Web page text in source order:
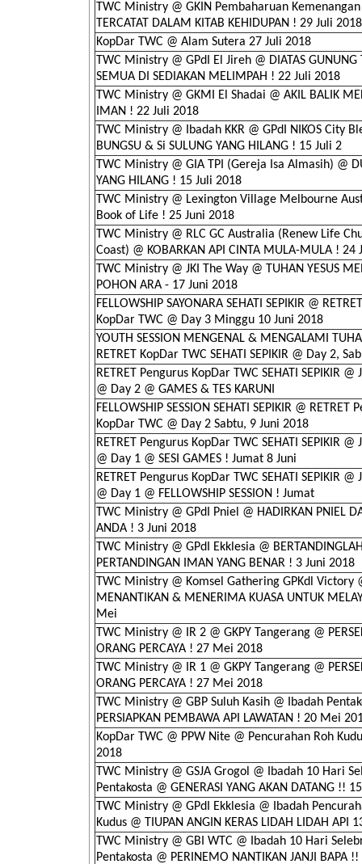
TWC Ministry @ GKIN Pembaharuan
TERCATAT DALAM KITAB KEHIDUPAN ! 29 Juli 2018
KopDar TWC @ Alam Sutera 27 Juli 2018
TWC Ministry @ GPdI El Jireh @ DIATAS GUNUNG
SEMUA DI SEDIAKAN MELIMPAH ! 22 Juli 2018
TWC Ministry @ GKMI El Shadai @ AKIL BALIK
IMAN ! 22 Juli 2018
TWC Ministry @ Ibadah KKR @ GPdI NIKOS City
BUNGSU & Si SULUNG YANG HILANG ! 15 Juli 2
TWC Ministry @ GIA TPI (Gereja Isa Almasih) @
YANG HILANG ! 15 Juli 2018
TWC Ministry @ Lexington Village Melbourne
Book of Life ! 25 Juni 2018
TWC Ministry @ RLC GC Australia (Renew Life
Coast) @ KOBARKAN API CINTA MULA-MULA ! 24 J
TWC Ministry @ JKI The Way @ TUHAN YESUS
POHON ARA - 17 Juni 2018
FELLOWSHIP SAYONARA SEHATI SEPIKIR @
KopDar TWC @ Day 3 Minggu 10 Juni 2018
YOUTH SESSION MENGENAL & MENGALAMI
RETRET KopDar TWC SEHATI SEPIKIR @ Day 2, Sab
RETRET Pengurus KopDar TWC SEHATI SEPIKIR @
@ Day 2 @ GAMES & TES KARUNI
FELLOWSHIP SESSION SEHATI SEPIKIR @ RETRET
KopDar TWC @ Day 2 Sabtu, 9 Juni 2018
RETRET Pengurus KopDar TWC SEHATI SEPIKIR @
@ Day 1 @ SESI GAMES ! Jumat 8 Juni
RETRET Pengurus KopDar TWC SEHATI SEPIKIR @
@ Day 1 @ FELLOWSHIP SESSION ! Jumat
TWC Ministry @ GPdI Pniel @ HADIRKAN PNIEL
ANDA ! 3 Juni 2018
TWC Ministry @ GPdI Ekklesia @
PERTANDINGAN IMAN YANG BENAR ! 3 Juni 2018
TWC Ministry @ Komsel Gathering GPKdl Victory
MENANTIKAN & MENERIMA KUASA UNTUK
Mei
TWC Ministry @ IR 2 @ GKPY Tangerang @
ORANG PERCAYA ! 27 Mei 2018
TWC Ministry @ IR 1 @ GKPY Tangerang @
ORANG PERCAYA ! 27 Mei 2018
TWC Ministry @ GBP Suluh Kasih @ Ibadah
PERSIAPKAN PEMBAWA API LAWATAN ! 20 Mei
KopDar TWC @ PPW Nite @ Pencurahan Roh
2018
TWC Ministry @ GSJA Grogol @ Ibadah 10 Hari
Pentakosta @ GENERASI YANG AKAN DATANG !!
TWC Ministry @ GPdI Ekklesia @ Ibadah
Kudus @ TIUPAN ANGIN KERAS LIDAH LIDAH API
TWC Ministry @ GBI WTC @ Ibadah 10 Hari
Pentakosta @ PERINEMO NANTIKAN JANJI BAPA